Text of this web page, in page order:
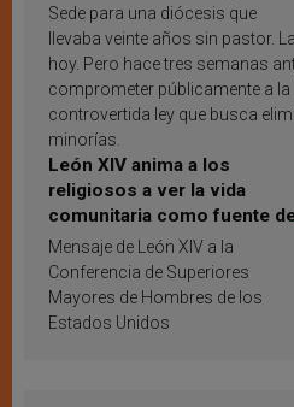
Sede para una diócesis que
llevaba veinte años sin pastor.
hoy. Pero hace tres semanas
comprometer públicamente a
controvertida ley que busca
minorías.
León XIV anima a los
religiosos a ver la vida
comunitaria como fuente
inspiración y santificación
Mensaje de León XIV a la
Conferencia de Superiores
Mayores de Hombres de los
Estados Unidos